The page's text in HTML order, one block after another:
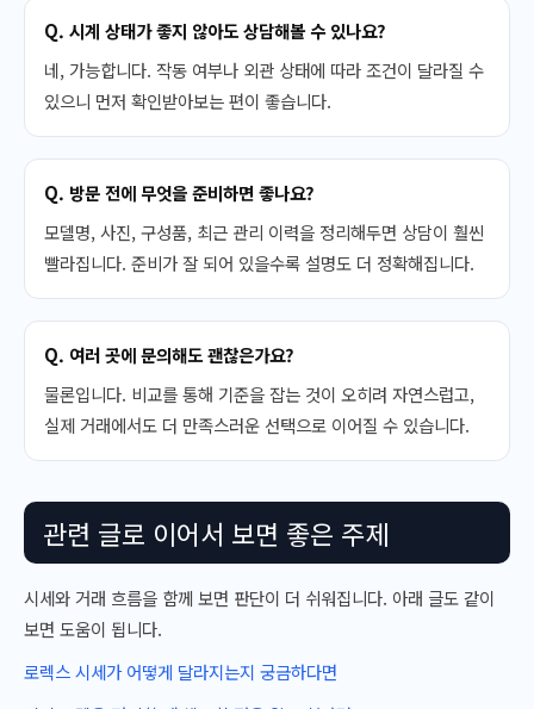
Q. 시계 상태가 좋지 않아도 상담해볼 수 있나요?
네, 가능합니다. 작동 여부나 외관 상태에 따라 조건이 달라질 수
있으니 먼저 확인받아보는 편이 좋습니다.
Q. 방문 전에 무엇을 준비하면 좋나요?
모델명, 사진, 구성품, 최근 관리 이력을 정리해두면 상담이 훨씬
빨라집니다. 준비가 잘 되어 있을수록 설명도 더 정확해집니다.
Q. 여러 곳에 문의해도 괜찮은가요?
물론입니다. 비교를 통해 기준을 잡는 것이 오히려 자연스럽고,
실제 거래에서도 더 만족스러운 선택으로 이어질 수 있습니다.
관련 글로 이어서 보면 좋은 주제
시세와 거래 흐름을 함께 보면 판단이 더 쉬워집니다. 아래 글도 같이
보면 도움이 됩니다.
로렉스 시세가 어떻게 달라지는지 궁금하다면